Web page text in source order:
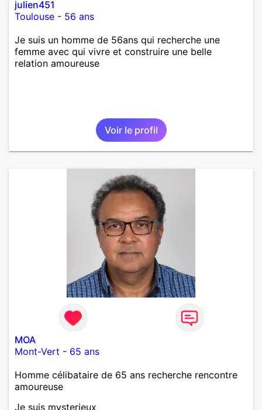
julien451
Toulouse - 56 ans
Je suis un homme de 56ans qui recherche une
femme avec qui vivre et construire une belle
relation amoureuse
Voir le profil
MOA
Mont-Vert - 65 ans
Homme célibataire de 65 ans recherche rencontre
amoureuse
Je suis mysterieux